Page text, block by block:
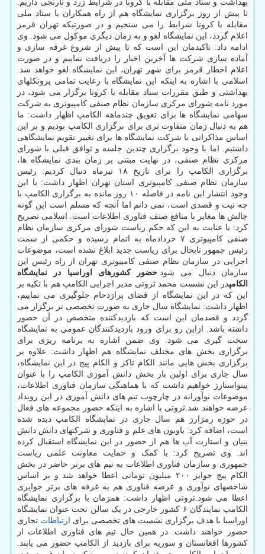
بهداشت و ستاد ملی مقابله با کرونا در شرایط زرد و نارنجی داریم.
تا پیش از روز برگزاری نمایشگاه هم از راه همکاران با ستاد ملی
مقابله با کرونا شرایط را می سنجیم و در صورتیکه تهران قرمز
اعلام گردد، این نمایشگاه لغو و به زمان دیگری موکول می شود. وی
ادامه داد: تاکیدمان این است که تا پیش از شروع غرفه سازی و
آماده سازی شرکت ها آخرین اخبار را دریافت نماییم و در صورت
اعلام اخطار قرمز برای شهر تهران، این نمایشگاه لغو خواهد شد.
اسلامی با اشاره به اینکه این نمایشگاه با رعایت تمامی پروتکلهای
بهداشتی و طبق مقررات ستاد مقابله با کرونا برگزار می شود، در
مورد نامه شورای مرکزی سازمان نظام صنفی کامپیوتری به شرکت
سهامی نمایشگاه ها برای تعویق چندماهه الکامپ اظهار داشت: ما
هم به دنبال زمان متفاوت تری برای برگزاری الکامپ بودیم و بر این
اساس مذاکراتی با شرکت نمایشگاه ها برای تغییر تقویم نمایشگاهی
داشتیم. اما با وجود برگزاری چندین جلسه و توافق قبلی با شورای
مرکزی نظام صنفی، در نهایت مبتنی بر زمان بندی نمایشگاه ها،
برگزاری الکامپ را برای تاریخ ۱۸ تیرماه دنبال کردیم. رئیس
سازمان نظام صنفی کامپیوتری استان تهران اظهار داشت: با این
وجود انتشار این نامه در فاصله ۱۰ روز مانده به برگزاری الکامپ با
چه نیت و قصدی است، نمی دانم اما آنچه که مسلم است این گونه
چالش ها مغایر با منافع صنف فناوری اطلاعات است. اسلامی تصریح
کرد: با عنایت به این که حکم ریاست شورای مرکزی سازمان نظام
صنفی کامپیوتری ۷ خردادماه به اتمام رسیده و حکمی از سمت
رئیس جمهور تابحال برای ریاست جدید ابلاغ نشده است، موضوعات
اجرایی در سازمان نظام صنفی کامپیوتری تهران از راه رئیس این
سازمان دنبال می شود. حضور کشورهای اوراسیا در نمایشگاه
الکامپدر این نشست محمد ثروتی مدیر اجرایی الکامپ هم با تکیه بر
این که در این نمایشگاه از فضای پرازدحام جلوگیری می نماییم،
اظهار داشت: نمایشگاه سال جاری به صورت تخصصی تر برگزار می
گردد و قصدمان این است که بازدیدکننده متخصص در آن حضور
داشته باشد. ازاین رو برای ورود بازدیدکنندگان عمومی به نمایشگاه
سخت گیری می شود. وی ضمن اشاره به برنامه ریزی برای
برگزاری بخش های مختلف نمایشگاه هم اظهار داشت: علاوه بر
برگزاری بخش هایی مانند الکام تاکز و الکام پیج در این نمایشگاه،
سال جاری برای اولین بار بخش دانش آموزی الکامپ را با عنوان
پینواستارز خواهیم داشت که با هماهنگی سازمان فناوری اطلاعات،
موضوعات نوآورانه در چارچوب تیم های دانش آموزی در این رویداد
عرضه خواهند شد.ثروتی با اشاره به اینکه حضور مجموعه های فعال
در حوزه رمزارز هم سال جاری در نمایشگاه الکامپ دیده شده
است، اضافه کرد: پاویون های علم و فناوری و شرکتهای دانش دانش
بنیان و استارت آپ ها هم از حضور در این نمایشگاه استقبال کرده
اند. وی تصریح کرد: با کمک و حمایت معاونت علمی ریاست
جمهوری و سازمان فناوری اطلاعات به تیم های برتر حاضر در بخش
الکام پیج جوایز ۲۰۰ میلیون تومانی اعطا خواهد شد و بر اساس
شاخصهای نوآوری و عرضه فناوری هم به غرفه های برتر جوایزی
اعطا می شود.ثروتی اظهار داشت: همزمان با برگزاری نمایشگاه
الکامپ نمایندگان ۶ کشور خارجی در یک سالن تحت عنوان نمایشگاه
اوراسیا با هدف برگزاری نشست های تخصصی برای
ارتباطات تجاری
حضور خواهند داشت. در همین حال تیم های فناوری اطلاعات از
کشورها افغانستان و سوریه برای بازدید از الکامپ حضور می یابند.